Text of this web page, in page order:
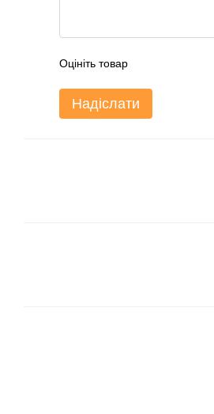
Оцініть товар
Надіслати